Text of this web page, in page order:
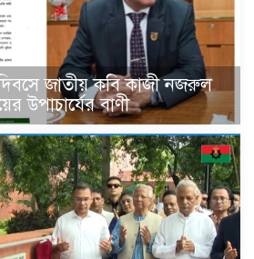
জাতীয় কবি কাজী নজরুল
উপাচার্যের বাণী